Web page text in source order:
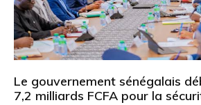
Le gouvernement sénégalais
7,2 milliards FCFA pour la